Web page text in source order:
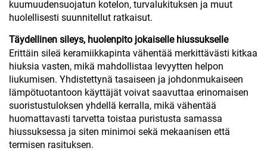
kuumuudensuojatun kotelon, turvalukituksen ja muut
huolellisesti suunnitellut ratkaisut.
Täydellinen sileys, huolenpito jokaiselle hiussukselle
Erittäin sileä keramiikkapinta vähentää merkittävästi kitkaa
hiuksia vasten, mikä mahdollistaa levyytten helpon
liukumisen. Yhdistettynä tasaiseen ja johdonmukaiseen
lämpötuotantoon käyttäjät voivat saavuttaa erinomaisen
suoristustuloksen yhdellä kerralla, mikä vähentää
huomattavasti tarvetta toistaa puristusta samassa
hiussuksessa ja siten minimoi sekä mekaanisen että
termisen rasituksen.